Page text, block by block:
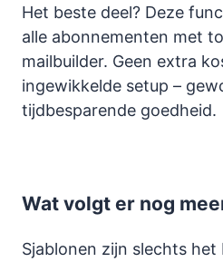
Het beste deel? Deze
alle abonnementen met
mailbuilder. Geen extra
ingewikkelde setup –
tijdbesparende goedheid.
Wat volgt er nog
Sjablonen zijn slechts het